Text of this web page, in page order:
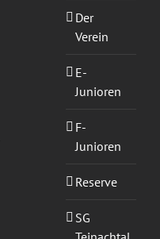
Der
Verein
E-
Junioren
F-
Junioren
Reserve
SG